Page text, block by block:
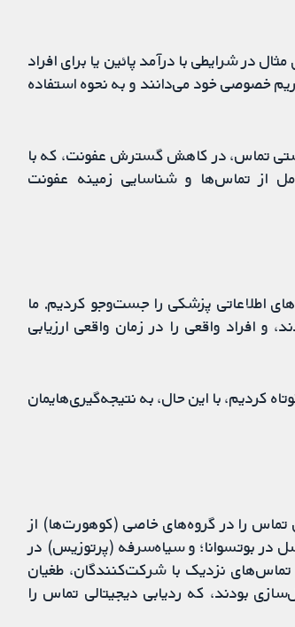
در شرایطی با درآمد پائین یا برای افراد
خصوصی خود می‌دانند و به نحوه استفاده
دستی تماس، در کاهش گسترش عفونت، که با
از تماس‌ها و شناسایی زمینه عفونت
اطلاعاتی پزشکی را جست‌وجو کردیم. ما
و افراد واقعی را در زمان واقعی ارزیابی
کردیم، با این حال، به نتیجه‌گیری‌هایمان
تماس را در گروه‌های خاصی (کوهورت‌ها) از
سل در بوتسوانا؛ و سیاه‌سرفه (پرتوزیس) در
تماس‌های نزدیک با شرکت‌کنندگان، طغیان
بودند، که ردیابی دیجیتالی تماس را